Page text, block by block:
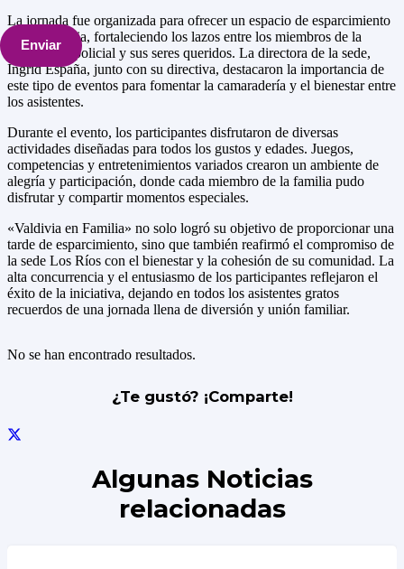
Enviar
La jornada fue organizada para ofrecer un espacio de esparcimiento
y convivencia, fortaleciendo los lazos entre los miembros de la
comunidad policial y sus seres queridos. La directora de la sede,
Ingrid España, junto con su directiva, destacaron la importancia de
este tipo de eventos para fomentar la camaradería y el bienestar entre
los asistentes.
Durante el evento, los participantes disfrutaron de diversas
actividades diseñadas para todos los gustos y edades. Juegos,
competencias y entretenimientos variados crearon un ambiente de
alegría y participación, donde cada miembro de la familia pudo
disfrutar y compartir momentos especiales.
«Valdivia en Familia» no solo logró su objetivo de proporcionar una
tarde de esparcimiento, sino que también reafirmó el compromiso de
la sede Los Ríos con el bienestar y la cohesión de su comunidad. La
alta concurrencia y el entusiasmo de los participantes reflejaron el
éxito de la iniciativa, dejando en todos los asistentes gratos
recuerdos de una jornada llena de diversión y unión familiar.
No se han encontrado resultados.
¿Te gustó? ¡Comparte!
Algunas Noticias
relacionadas